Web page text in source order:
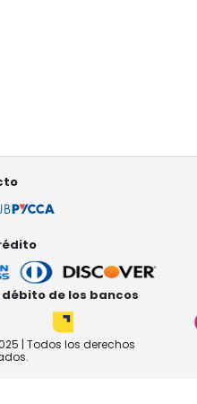
de los bancos
| Todos los derechos